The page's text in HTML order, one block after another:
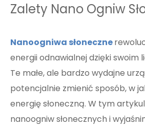
Zalety Nano Ogniw
Nanoogniwa słoneczne
energii odnawialnej dzięki swoim
Te małe, ale bardzo wydajne
potencjalnie zmienić sposób, w
energię słoneczną. W tym
nanoogniw słonecznych i